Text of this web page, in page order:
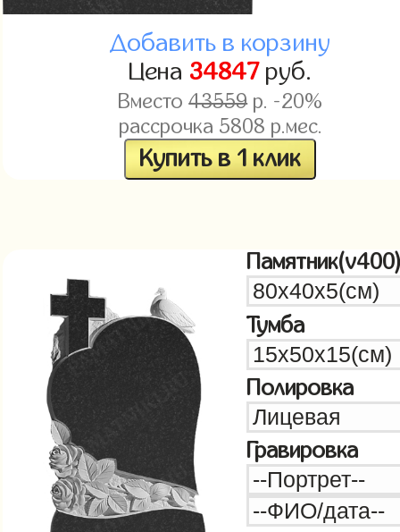
Добавить в корзину
Цена 34847руб.
Вместо43559р. -20%
рассрочка 5808 р.мес.
Купить в 1 клик
Тумба
Полировка
Гравировка